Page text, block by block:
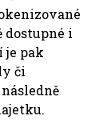
dostupné i
je pak
či